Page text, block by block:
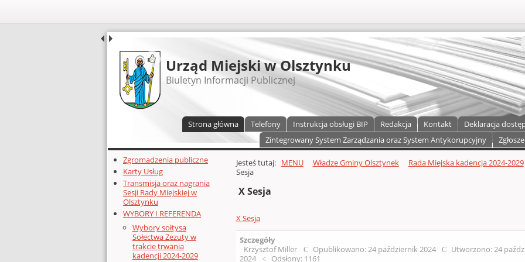
UDOSTĘPNIJ
Urząd Miejski w Olsztynku
Biuletyn Informacji Publicznej
Strona główna Telefony Instrukcja obsługi BIP Redakcja Kontakt Deklaracja
Zintegrowany System Zarządzania oraz System Antykorupcyjny
Dodatkowe zasoby (lewa kolumna)
Zgromadzenia publiczne
Karty Usług
Transmisja oraz nagrania
Sesji Rady Miejskiej w
Olsztynku
WYBORY I REFERENDA
Wybory sołtysa
Sołectwa Zezuty w
trakcie trwania
kadencji 2024-2029
Głównej zawartości
Jesteś tutaj: MENU Władze Gminy Olsztynek Rada Miejska kadencja 2024-2029
Sesja
X Sesja
X Sesja
Szczegóły
Krzysztof Miller
Opublikowano: 24 październik 2024 Utworzono: 24
2024
Odsłony: 1161